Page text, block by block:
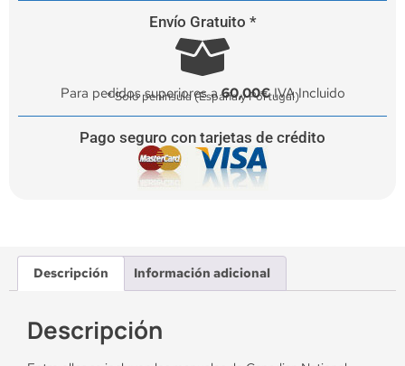
Envío Gratuito *
Para pedidos superiores a60,00€IVA Incluido
* Solo península (España y Portugal)
Pago seguro con tarjetas de crédito
Descripción Información adicional
Descripción